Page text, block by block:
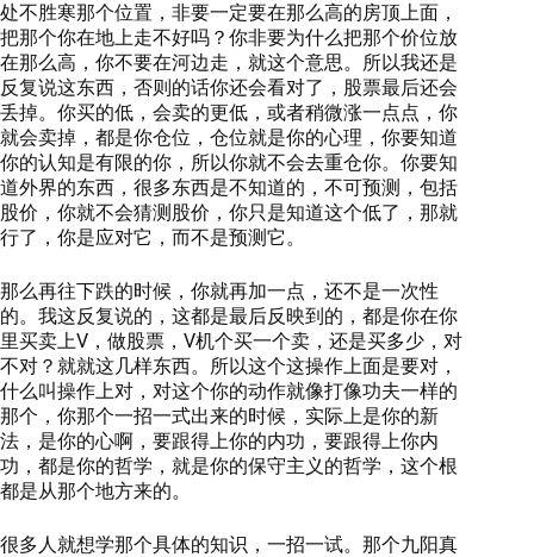
处不胜寒那个位置，非要一定要在那么高的房顶上面，
把那个你在地上走不好吗？你非要为什么把那个价位放
在那么高，你不要在河边走，就这个意思。所以我还是
反复说这东西，否则的话你还会看对了，股票最后还会
丢掉。你买的低，会卖的更低，或者稍微涨一点点，你
就会卖掉，都是你仓位，仓位就是你的心理，你要知道
你的认知是有限的你，所以你就不会去重仓你。你要知
道外界的东西，很多东西是不知道的，不可预测，包括
股价，你就不会猜测股价，你只是知道这个低了，那就
行了，你是应对它，而不是预测它。
那么再往下跌的时候，你就再加一点，还不是一次性
的。我这反复说的，这都是最后反映到的，都是你在你
里买卖上V，做股票，V机个买一个卖，还是买多少，对
不对？就就这几样东西。所以这个这操作上面是要对，
什么叫操作上对，对这个你的动作就像打像功夫一样的
那个，你那个一招一式出来的时候，实际上是你的新
法，是你的心啊，要跟得上你的内功，要跟得上你内
功，都是你的哲学，就是你的保守主义的哲学，这个根
都是从那个地方来的。
很多人就想学那个具体的知识，一招一试。那个九阳真